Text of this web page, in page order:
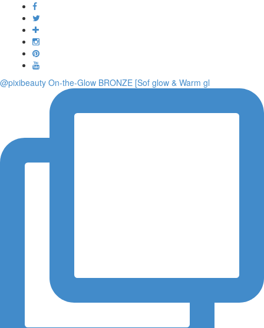
@pixibeauty On-the-Glow BRONZE [Sof glow & Warm gl